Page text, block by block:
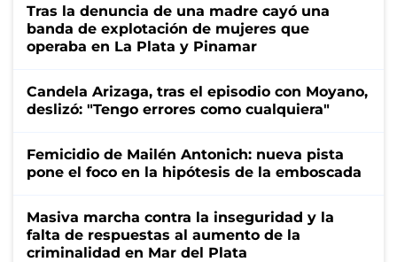
Tras la denuncia de una madre cayó una
banda de explotación de mujeres que
operaba en La Plata y Pinamar
Candela Arizaga, tras el episodio con Moyano,
deslizó: "Tengo errores como cualquiera"
Femicidio de Mailén Antonich: nueva pista
pone el foco en la hipótesis de la emboscada
Masiva marcha contra la inseguridad y la
falta de respuestas al aumento de la
criminalidad en Mar del Plata